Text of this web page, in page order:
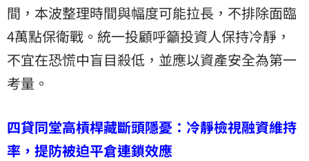
間，本波整理時間與幅度可能拉長，不排除面臨
4萬點保衛戰。統一投顧呼籲投資人保持冷靜，
不宜在恐慌中盲目殺低，並應以資產安全為第一
考量。
四貸同堂高槓桿藏斷頭隱憂：冷靜檢視融資維持
率，提防被迫平倉連鎖效應